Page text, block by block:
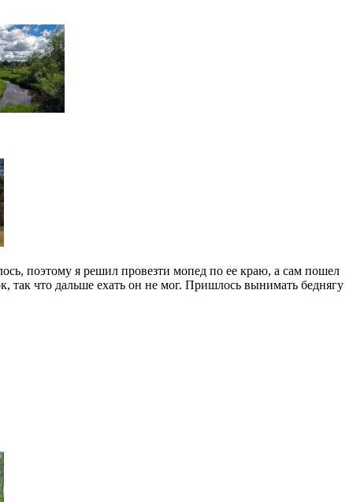
поэтому я решил провезти мопед по ее краю, а сам пошел
так что дальше ехать он не мог. Пришлось вынимать беднягу